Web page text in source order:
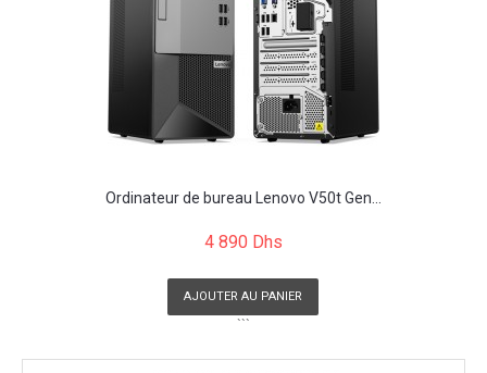
Ordinateur de bureau Lenovo V50t Gen...
4 890 Dhs
AJOUTER AU PANIER
```